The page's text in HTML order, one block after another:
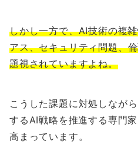
しかし一方で、AI技術の複
アス、セキュリティ問題、
題視されていますよね。
こうした課題に対処しなが
するAI戦略を推進する専門
高まっています。